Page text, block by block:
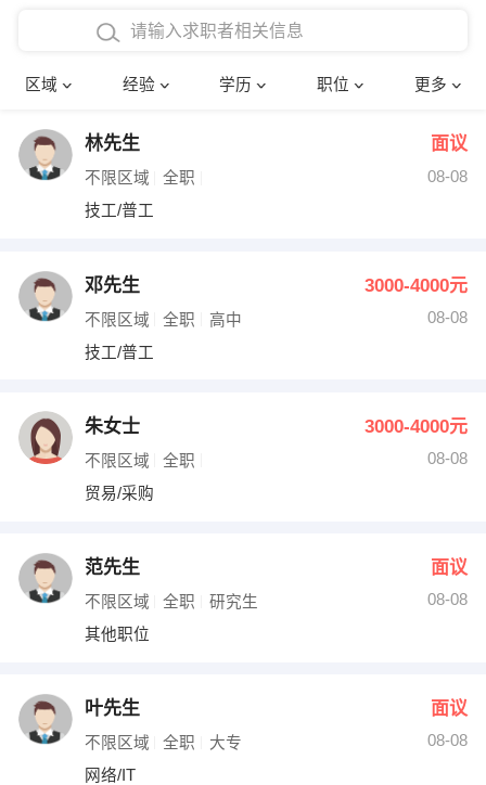
区域 经验 学历 职位 更多
在校学生工作经验
四年以上工作经验
五年以上工作经验
博士
文员
财务会计
网络IT
收银员
水电/机修
编辑
其他职位
确定
林先生 面议
不限区域 全职
08-08
技工/普工
邓先生 3000-4000元
不限区域 全职 高中
08-08
技工/普工
朱女士 3000-4000元
不限区域 全职
08-08
贸易/采购
范先生 面议
不限区域 全职 研究生
08-08
其他职位
叶先生 面议
不限区域 全职 大专
08-08
网络/IT